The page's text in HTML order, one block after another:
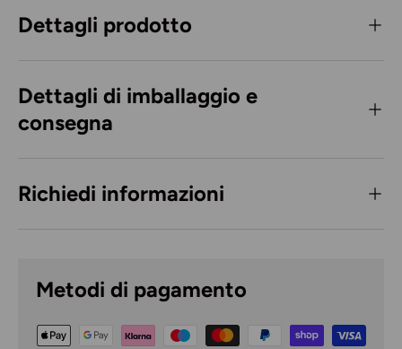
Dettagli prodotto
Dettagli di imballaggio e
consegna
Richiedi informazioni
Metodi di pagamento